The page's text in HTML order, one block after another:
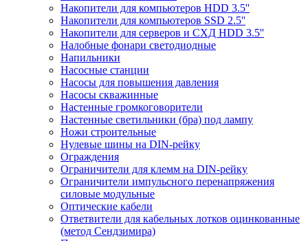
Накопители для компьютеров HDD 3.5''
Накопители для компьютеров SSD 2.5''
Накопители для серверов и СХД HDD 3.5''
Налобные фонари светодиодные
Напильники
Насосные станции
Насосы для повышения давления
Насосы скважинные
Настенные громкоговорители
Настенные светильники (бра) под лампу
Ножи строительные
Нулевые шины на DIN-рейку
Ограждения
Ограничители для клемм на DIN-рейку
Ограничители импульсного перенапряжения
силовые модульные
Оптические кабели
Ответвители для кабельных лотков оцинкованные
(метод Сендзимира)